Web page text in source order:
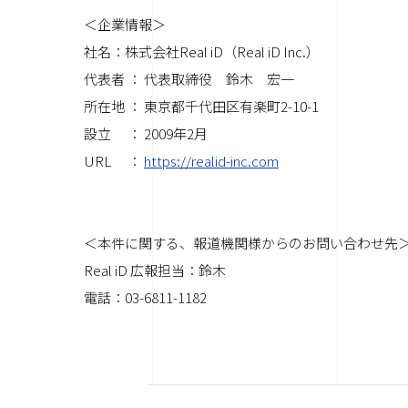
＜企業情報＞
社名：株式会社Real iD（Real iD Inc.）
代表者 ： 代表取締役 鈴木 宏一
所在地 ： 東京都千代田区有楽町2-10-1
設立 ： 2009年2月
URL ： https://realid-inc.com
＜本件に関する、報道機関様からのお問い合わせ先
Real iD 広報担当：鈴木
電話：03-6811-1182